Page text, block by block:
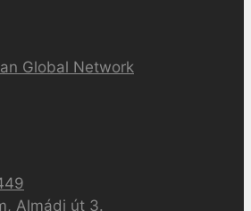
Almádi út 3.